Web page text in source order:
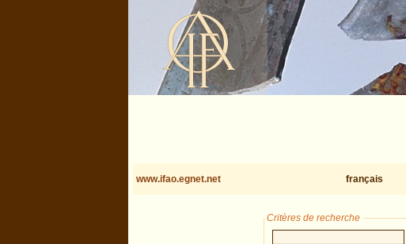
www.ifao.egnet.net français
Critères de recherche